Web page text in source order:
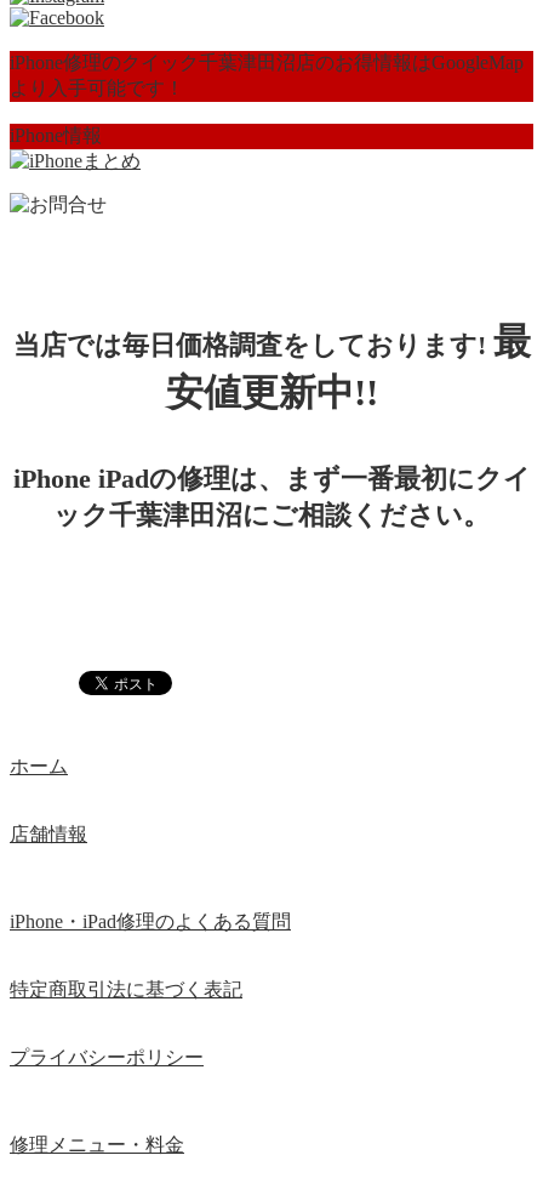
iPhone修理のクイック千葉津田沼店のお得情報はGoogleMap
より入手可能です！
iPhone情報
当店では毎日価格調査をしております! 最
安値更新中!!
iPhone iPadの修理は、まず一番最初にクイ
ック千葉津田沼にご相談ください。
ホーム
店舗情報
iPhone・iPad修理のよくある質問
特定商取引法に基づく表記
プライバシーポリシー
修理メニュー・料金